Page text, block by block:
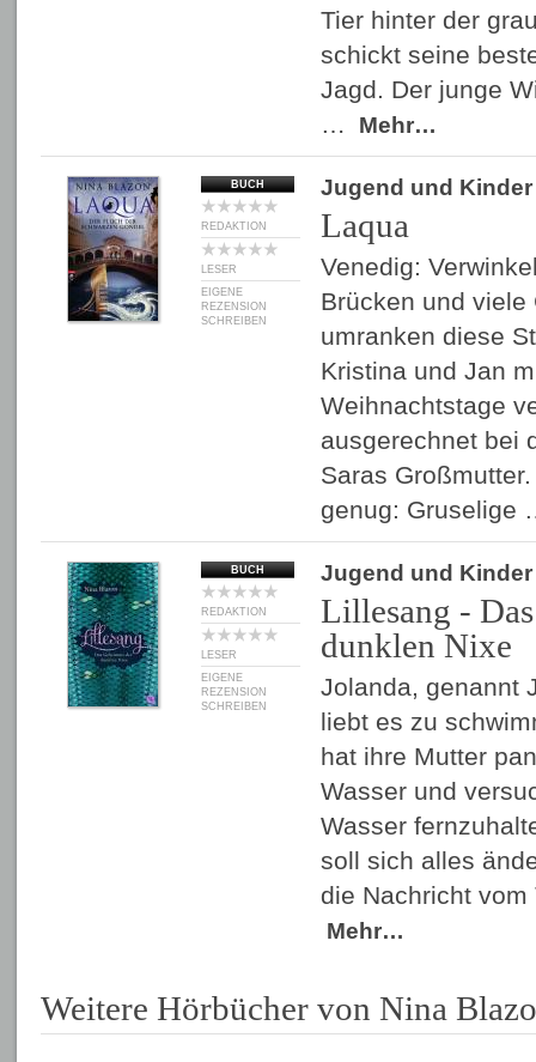
Tier hinter der
schickt seine
Jagd. Der junge
…
Mehr…
BUCH
REDAKTION
LESER
EIGENE
REZENSION
SCHREIBEN
Jugend und Kinder
Laqua
Venedig:
Brücken und viele
umranken diese
Kristina und Jan
Weihnachtstage
ausgerechnet bei
Saras
genug:
BUCH
REDAKTION
LESER
EIGENE
REZENSION
SCHREIBEN
Jugend und Kinder
Lillesang -
dunklen Nixe
Jolanda, genannt
liebt es zu
hat ihre Mutter
Wasser und
Wasser
soll sich alles
die Nachricht
Mehr…
Weitere Hörbücher von Nina